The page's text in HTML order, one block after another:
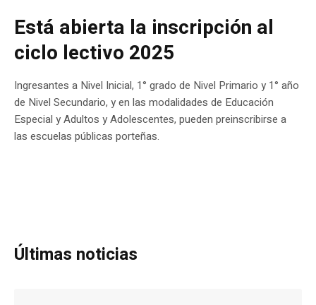
Está abierta la inscripción al
ciclo lectivo 2025
Ingresantes a Nivel Inicial, 1° grado de Nivel Primario y 1° año
de Nivel Secundario, y en las modalidades de Educación
Especial y Adultos y Adolescentes, pueden preinscribirse a
las escuelas públicas porteñas.
Últimas noticias